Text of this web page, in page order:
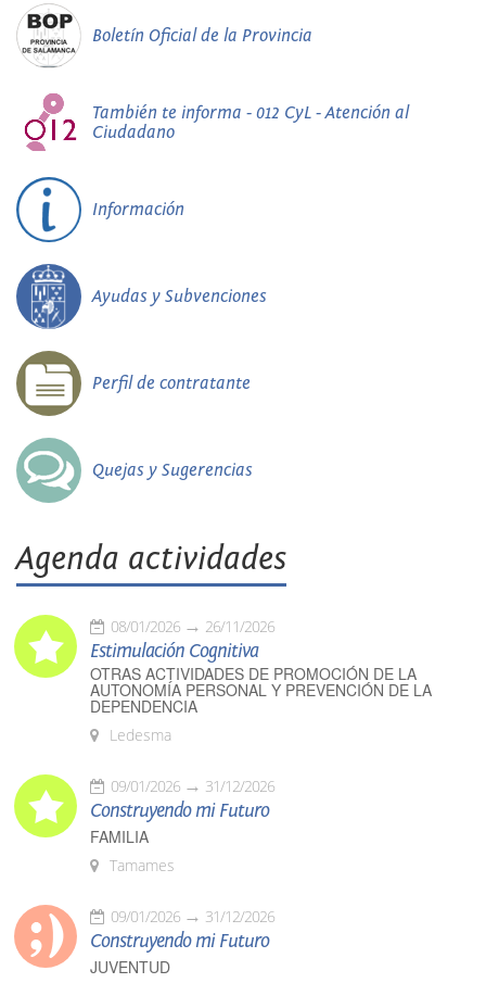
Boletín Oficial de la Provincia
También te informa - 012 CyL - Atención al
Ciudadano
Información
Ayudas y Subvenciones
Perfil de contratante
Quejas y Sugerencias
Agenda actividades
08/01/2026 26/11/2026
Estimulación Cognitiva
OTRAS ACTIVIDADES DE PROMOCIÓN DE LA
AUTONOMÍA PERSONAL Y PREVENCIÓN DE LA
DEPENDENCIA
Ledesma
09/01/2026 31/12/2026
Construyendo mi Futuro
FAMILIA
Tamames
09/01/2026 31/12/2026
Construyendo mi Futuro
JUVENTUD